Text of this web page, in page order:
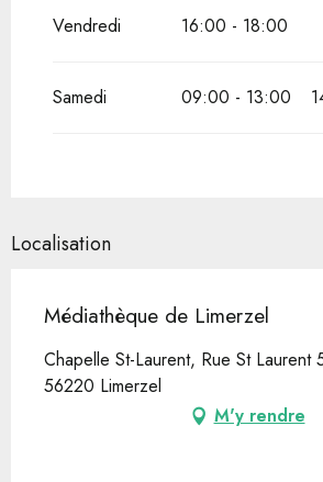
Vendredi 16:00 - 18:00
Samedi 09:00 - 13:00
Localisation
Médiathèque de Limerzel
Chapelle St-Laurent, Rue St Laurent
56220 Limerzel
M'y rendre